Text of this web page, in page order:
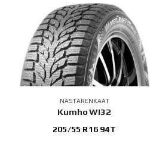
NASTARENKAAT
Kumho WI32
205/55 R16 94T